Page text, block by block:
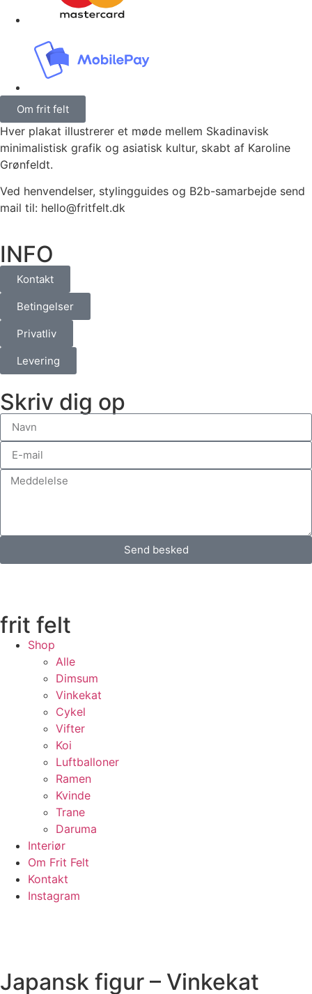
Om frit felt
Hver plakat illustrerer et møde mellem Skadinavisk
minimalistisk grafik og asiatisk kultur, skabt af Karoline
Grønfeldt.
Ved henvendelser, stylingguides og B2b-samarbejde send
mail til: hello@fritfelt.dk
INFO
Kontakt
Betingelser
Privatliv
Levering
Skriv dig op
Send besked
frit felt
Shop
Alle
Dimsum
Vinkekat
Cykel
Vifter
Koi
Luftballoner
Ramen
Kvinde
Trane
Daruma
Interiør
Om Frit Felt
Kontakt
Instagram
Japansk figur – Vinkekat